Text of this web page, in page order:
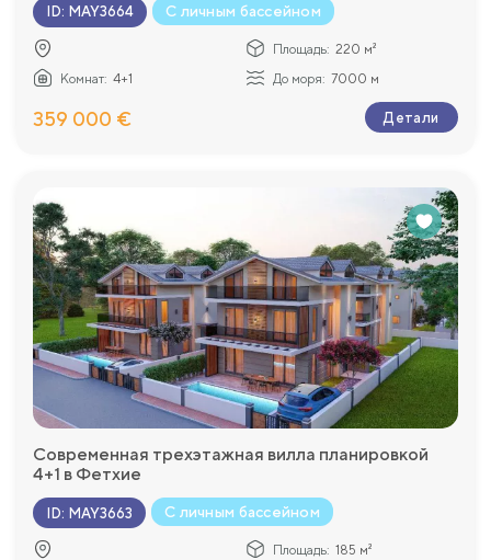
ID: MAY3664 С личным бассейном
Площадь: 220 м²
Комнат: 4+1 До моря: 7000 м
359 000 € Детали
Современная трехэтажная вилла планировкой
4+1 в Фетхие
ID: MAY3663 С личным бассейном
Площадь: 185 м²